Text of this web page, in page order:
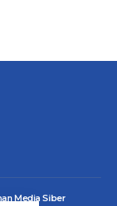
Media Siber